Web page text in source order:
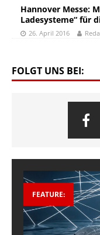
Hannover Messe:
Ladesysteme“ für
26. April 2016
FOLGT UNS BEI:
FEATURE: